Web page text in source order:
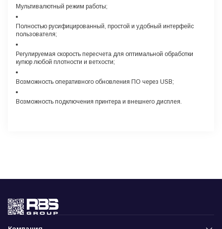
Мультивалютный режим работы;
Полностью русифицированный, простой и удобный интерфейс
пользователя;
Регулируемая скорость пересчета для оптимальной обработки
купюр любой плотности и ветхости;
Возможность оперативного обновления ПО через USB;
Возможность подключения принтера и внешнего дисплея.